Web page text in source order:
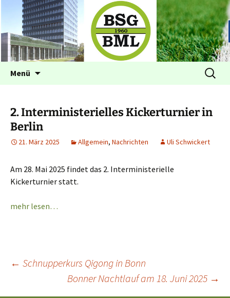
BSG im BML Bonn
Betriebssportgemeinschaft BML
Menü
Suchen
nach:
2. Interministerielles Kickerturnier in
Berlin
21. März 2025 Allgemein, Nachrichten Uli Schwickert
Am 28. Mai 2025 findet das 2. Interministerielle
Kickerturnier statt.
mehr lesen…
Beitragsnavigation
← Schnupperkurs Qigong in Bonn
Bonner Nachtlauf am 18. Juni 2025 →